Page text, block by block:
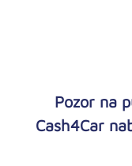
Pozor na
Cash4Car